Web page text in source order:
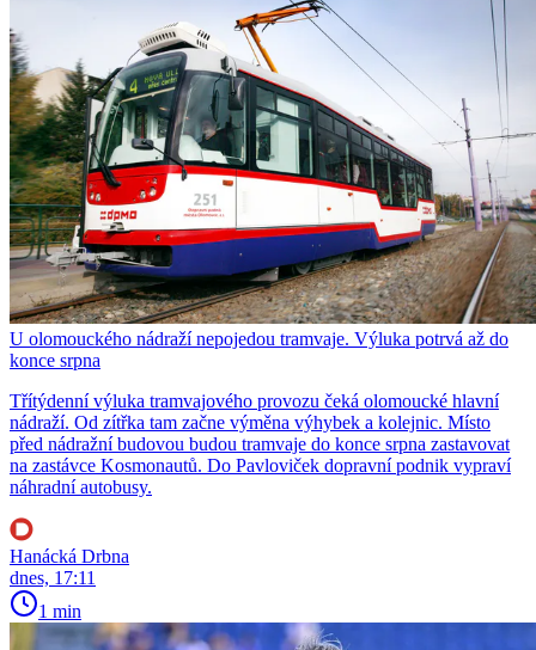
U olomouckého nádraží nepojedou tramvaje. Výluka potrvá až do
konce srpna
Třítýdenní výluka tramvajového provozu čeká olomoucké hlavní
nádraží. Od zítřka tam začne výměna výhybek a kolejnic. Místo
před nádražní budovou budou tramvaje do konce srpna zastavovat
na zastávce Kosmonautů. Do Pavloviček dopravní podnik vypraví
náhradní autobusy.
Hanácká Drbna
dnes, 17:11
1 min